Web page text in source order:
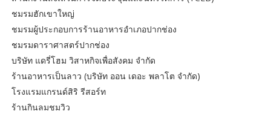
ชมรมฮักเขาใหญ่
ชมรมผู้ประกอบการร้านอาหารอำเภอปากช่อง
ชมรมดาราศาสตร์ปากช่อง
บริษัท แดรี่โฮม วิสาหกิจเพื่อสังคม จำกัด
ร้านอาหารเป็นลาว (บริษัท ออน เดอะ พลาโต จำกัด)
โรงแรมแกรนด์สิริ รีสอร์ท
ร้านกินลมชมวิว